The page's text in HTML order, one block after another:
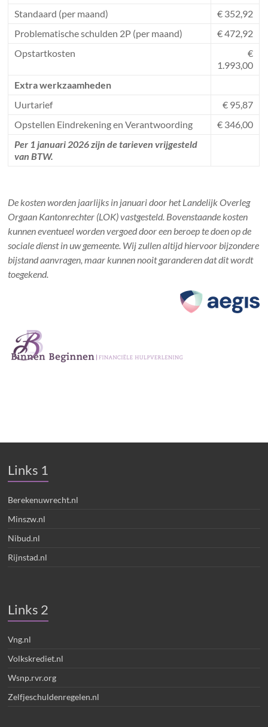
Standaard (per maand)
€ 352,92
Problematische schulden 2P (per maand)
€ 472,92
Opstartkosten
€
1.993,00
Extra werkzaamheden
Uurtarief
€ 95,87
Opstellen Eindrekening en Verantwoording
€ 346,00
Per 1 januari 2026 zijn de tarieven vrijgesteld
van BTW.
De kosten worden jaarlijks in januari door het Landelijk Overleg
Orgaan Kantonrechter (LOK) vastgesteld. Bovenstaande kosten
kunnen eventueel worden vergoed door een beroep te doen op de
sociale dienst in uw gemeente. Wij zullen altijd hiervoor bijzondere
bijstand aanvragen, maar kunnen nooit garanderen dat dit wordt
toegekend.
Links 1
Berekenuwrecht.nl
Minszw.nl
Nibud.nl
Rijnstad.nl
Links 2
Vng.nl
Volkskrediet.nl
Wsnp.rvr.org
Zelfjeschuldenregelen.nl